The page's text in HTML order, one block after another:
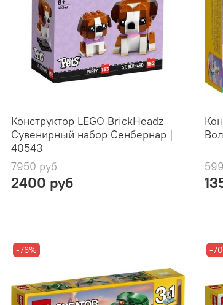
Конструктор LEGO BrickHeadz
Сувенирный набор Сенбернар |
40543
7950 руб
2400 руб
-76% -